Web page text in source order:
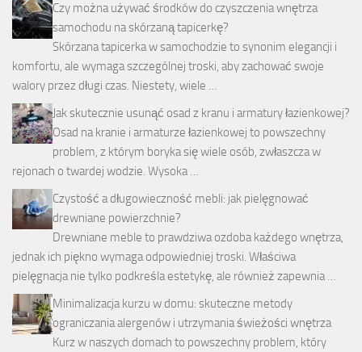
Czy można używać środków do czyszczenia wnętrza
samochodu na skórzaną tapicerkę?
Skórzana tapicerka w samochodzie to synonim elegancji i
komfortu, ale wymaga szczególnej troski, aby zachować swoje
walory przez długi czas. Niestety, wiele …
Jak skutecznie usunąć osad z kranu i armatury łazienkowej?
Osad na kranie i armaturze łazienkowej to powszechny
problem, z którym boryka się wiele osób, zwłaszcza w
rejonach o twardej wodzie. Wysoka …
Czystość a długowieczność mebli: jak pielęgnować
drewniane powierzchnie?
Drewniane meble to prawdziwa ozdoba każdego wnętrza,
jednak ich piękno wymaga odpowiedniej troski. Właściwa
pielęgnacja nie tylko podkreśla estetykę, ale również zapewnia …
Minimalizacja kurzu w domu: skuteczne metody
ograniczania alergenów i utrzymania świeżości wnętrza
Kurz w naszych domach to powszechny problem, który